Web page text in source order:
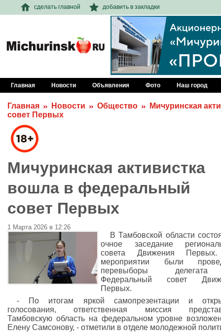
сделать главной добавить в закладки
Главная Новости Объявления Фото Наш город
Главная Новости Общество
Мичуринская
совет Первых
Мичуринская активистка
вошла в федеральный
совет Первых
1 Марта 2026 в 12:26
В Тамбовской области
очное заседание
совета Движения
мероприятии были
перевыборы
Федеральный совет
Первых.
- По итогам яркой самопрезентации и
голосования, ответственная миссия
Тамбовскую область на федеральном уровне
Елену Самсонову, - отметили в отделе молодежной